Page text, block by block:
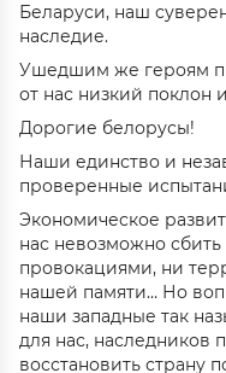
Беларуси, наш
наследие.
Ушедшим же героям
от нас низкий поклон
Дорогие белорусы!
Наши единство и
проверенные
Экономическое
нас невозможно
провокациями, ни
нашей памяти… Но
наши западные так
для нас, наследников
восстановить страну